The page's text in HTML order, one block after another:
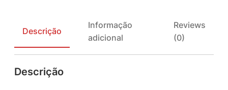
Descrição
Informação
adicional
Reviews
(0)
Descrição